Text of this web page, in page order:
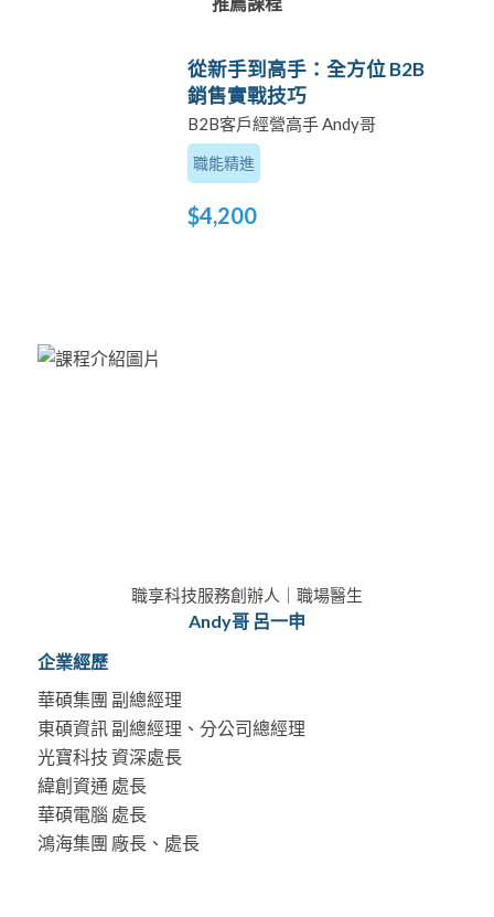
從新手到高手：全方位 B2B
銷售實戰技巧
B2B客戶經營高手 Andy哥
職能精進
$4,200
職享科技服務創辦人｜職場醫生
Andy哥 呂一申
企業經歷
華碩集團 副總經理
東碩資訊 副總經理、分公司總經理
光寶科技 資深處長
緯創資通 處長
華碩電腦 處長
鴻海集團 廠長、處長